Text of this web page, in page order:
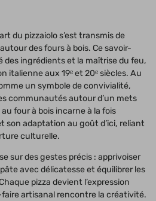
du pizzaiolo s’est transmis de
des fours à bois. Ce savoir-
des ingrédients et la maîtrise du feu,
italienne aux 19ᵉ et 20ᵉ siècles. Au
un symbole de convivialité,
communautés autour d’un mets
four à bois incarne à la fois
son adaptation au goût d’ici, reliant
culturelle.
sur des gestes précis : apprivoiser
avec délicatesse et équilibrer les
pizza devient l’expression
faire artisanal rencontre la créativité.